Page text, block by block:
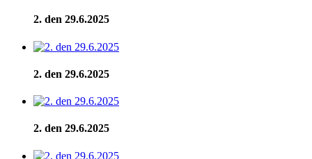
2. den 29.6.2025
2. den 29.6.2025
2. den 29.6.2025